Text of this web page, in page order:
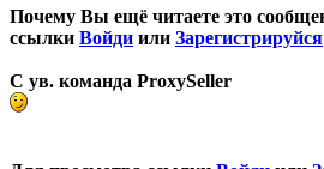
Почему Вы ещё читаете это
ссылки Войди или Зарегистрируйся
С ув. команда ProxySeller